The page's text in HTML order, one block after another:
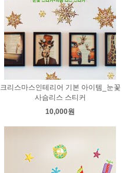
크리스마스인테리어 기본 아이템_눈꽃
사슴리스 스티커
10,000원